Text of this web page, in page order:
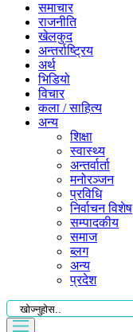
समाचार
राजनीति
खेलकुद
अन्तर्राष्ट्रिय
अर्थ
भिडियो
विचार
कला / साहित्य
अन्य
शिक्षा
स्वास्थ्य
अन्तर्वार्ता
मनोरञ्जन
प्रविधि
निर्वाचन विशेष
सम्पादकीय
समाज
ब्लग
अन्य
प्रदेश